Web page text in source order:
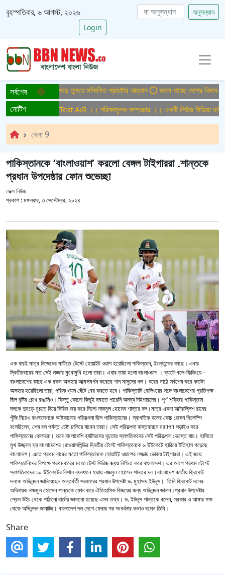
বৃহস্পতিবার, ৬ আগস্ট, ২০২৬
অনুসন্ধান
Login
সর্বশেষবাংলাদেশ গড়ে তুলতে সম্মিলিত প্রচেষ্টার আহ্বান বদলে যাচ্ছে দেশের বিমান ও
নোটিশ
সম্প্রচার ।। Test AiR ।। পরিক্ষামুলক সম্প্রচার ।। একটি নিউজ মিডিয়া
খেলা 9
পাকিস্তানকে ‘বাংলাওয়াশ’ করলো বেঙ্গল টাইগাররা .শান্তকে
প্রধান উপদেষ্ঠার ফোন শুভেচ্ছা
ডেক্স নিউজ
প্রকাশ :মঙ্গলবার, ৩ সেপ্টেম্বর, ২০২৪
এক বারই মাত্র নিজেদের মাটিতে টেস্টে হোয়াইট ওয়াশ হয়েছিলো পাকিস্তান, ইংল্যান্ডের কাছে। এবার
দ্বিতীয়বারের মত সেই লজ্জার মুখোমুখি হলো তারা। এবার তারা হলো বাংলাওয়াশ । ব্যাটে-বলে-ফিল্ডিংয়ে -
বাংলাদেশের কাছে এক রকম অসহায় আত্মসমর্পন করেছে শান মাসুদের দল। ঘরের মাঠে সর্বশেষ করে কতটা
অসহায় হয়েছিলো তারা, পরিসংখ্যান ঘেঁটে বের করতে হবে। পাকিস্তানি বোলিংয়ের সঙ্গে বাংলাদেশের প্রতিপক্ষ
ছিল বৃষ্টির চোখ রাঙানিও। কিন্তু কোনো কিছুই দমাতে পারেনি অদম্য টাইগারদের। পূর্ণ শক্তির পাকিস্তান
দলকে দুমড়ে-মুচড়ে দিয়ে সিরিজ জয় করে নিলো নাজমুল হোসেন শান্তর দল।মাত্র একশ আটচল্লিশ রানের
পুঁজি নিয়েও বাংলাদেশকে আটকানোর পরিকল্পনা ছিল পাকিস্তানের। স্বাগতিক দলের কোচ জেসন গিলেস্পি
বলেছিলেন, শেষ বল পর্যন্ত চেষ্টা চালিয়ে যাবেন তারা। সেই পরিকল্পনা বাস্তবায়নে মরণপণ লড়াইও করে
পাকিস্তানের বোলাররা। তবে বাংলাদেশি ব্যাটারদের দৃঢ়তায় স্বাগতিকদের সেই পরিকল্পনা ভেস্তে যায়। হাসিতে
মুখ উজ্জ্বল হয় বাংলাদেশের।রাওয়ালপিন্ডির দ্বিতীয় টেস্টে পাকিস্তানকে ৬ উইকেটে হারিয়ে ইতিহাস গড়েছে
বাংলাদেশ। এতে প্রথম বারের মতো পাকিস্তানকে হোয়াইট ওয়াশের লজ্জায় ডোবায় টাইগাররা। এই জয়ে
পাকিস্তানিদের বিপক্ষে প্রথমবারের মতো টেস্ট সিরিজ জয়ও নিশ্চিত করে বাংলাদেশ। এর আগে প্রথম টেস্টে
স্বাগতিকদের ১০ উইকেটের বিশাল ব্যবধানে হারায় নাজমুল হোসেন শান্তর দল।বাংলাদেশ জাতীয় ক্রিকেট
দলকে অভিনন্দন জানিয়েছেন অন্তর্বর্তী সরকারের প্রধান উপদেষ্টা ড. মুহাম্মদ ইউনূস। তিনি ক্রিকেট দলের
অধিনায়ক নাজমুল হোসেন শান্তকে ফোন করে ঐতিহাসিক বিজয়ের জন্য অভিনন্দন জানান।প্রধান উপদেষ্টার
প্রেস উইং থেকে পাঠানো বার্তায় জানানো হয়েছে এসব তথ্য। ড. ইউনূস শান্তকে বলেন, সরকার ও আমার পক্ষ
থেকে অভিনন্দন জানাচ্ছি। বাংলাদেশ দল দেশে ফেরার পর সংবর্ধনার কথাও বলেন তিনি।
Share